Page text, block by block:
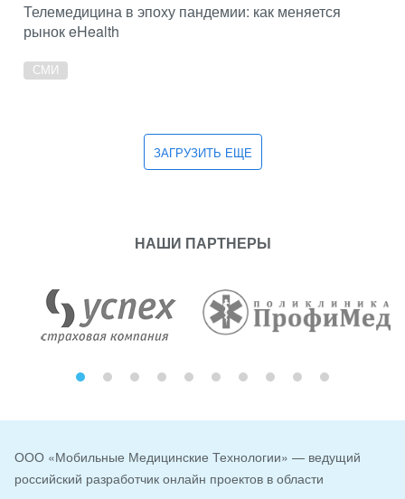
Телемедицина в эпоху пандемии: как меняется
рынок eHealth
СМИ
ЗАГРУЗИТЬ ЕЩЕ
НАШИ ПАРТНЕРЫ
ООО «Мобильные Медицинские Технологии» — ведущий
российский разработчик онлайн проектов в области